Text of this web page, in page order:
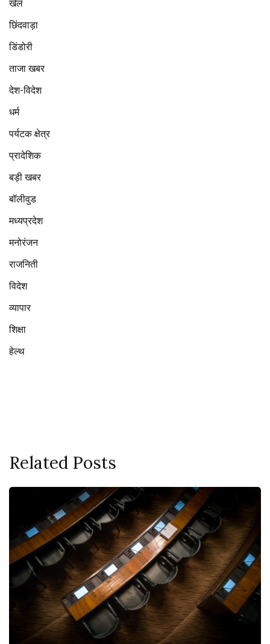
खेल
छिंदवाड़ा
डिंडोरी
ताजा खबर
देश-विदेश
धर्म
पर्यटक क्षेत्र
प्रादेशिक
बड़ी खबर
बॉलीवुड
मध्यप्रदेश
मनोरंजन
राजनिती
विदेश
व्यापार
शिक्षा
हेल्थ
Related Posts